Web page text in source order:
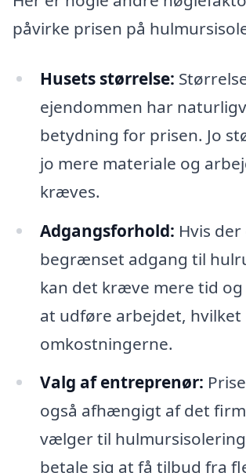
påvirke prisen på
Husets størrelse:
ejendommen har
betydning for prisen. Jo
jo mere materiale og
kræves.
Adgangsforhold: Hvis der
begrænset adgang til
kan det kræve mere tid
at udføre arbejdet, hvilket
omkostningerne.
Valg af entreprenør:
også afhængigt af det
vælger til
betale sig at få tilbud fra